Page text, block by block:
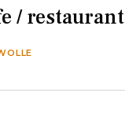
/ restaurant